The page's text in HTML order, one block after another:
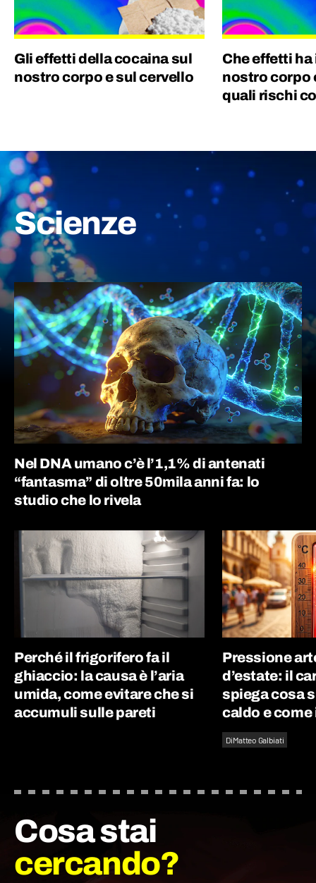
Gli effetti della cocaina sul
nostro corpo e sul cervello
Che effetti
nostro corpo
quali rischi
Scienze
Nel DNA umano c’è l’1,1% di antenati
“fantasma” di oltre 50mila anni fa: lo
studio che lo rivela
Perché il frigorifero fa il
ghiaccio: la causa è l’aria
umida, come evitare che si
accumuli sulle pareti
Pressione
d’estate: il
spiega cosa
caldo e
DiMatteo Galbiati
Cosa stai
cercando?